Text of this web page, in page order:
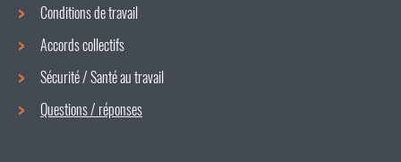
Menu
de
navigation
Conditions de travail
Accords collectifs
Sécurité / Santé au travail
Questions / réponses